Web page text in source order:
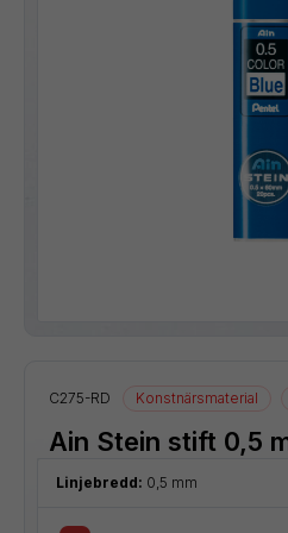
C275-RD Konstnärsmaterial
Ain Stein stift 0,5
Linjebredd: 0,5 mm